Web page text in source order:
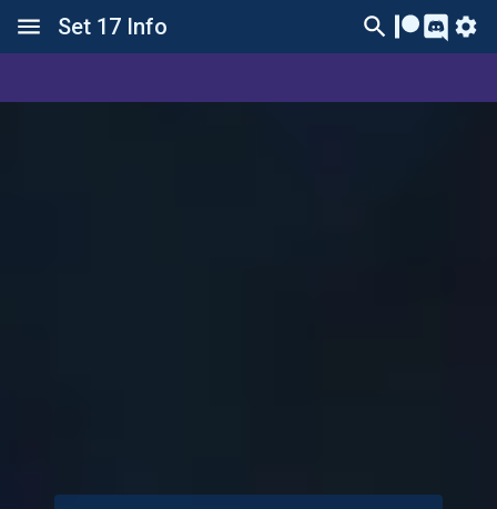
Set 17 Info